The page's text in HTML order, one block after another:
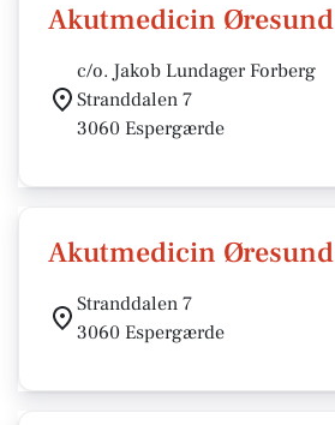
Akutmedicin Øresund
c/o. Jakob Lundager Forberg
Stranddalen 7
3060 Espergærde
Akutmedicin Øresund
Stranddalen 7
3060 Espergærde